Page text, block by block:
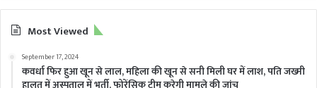
Most Viewed
September 17, 2024
कवर्धा फिर हुआ खून से लाल, महिला की खून से सनी मिली घर में लाश, पति जख्मी
हालत में अस्पताल में भर्ती, फोरेंसिक टीम करेगी मामले की जांच